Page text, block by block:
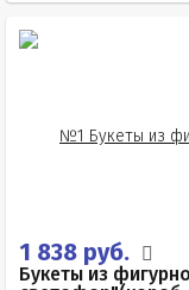
1 838 руб.
Букеты из